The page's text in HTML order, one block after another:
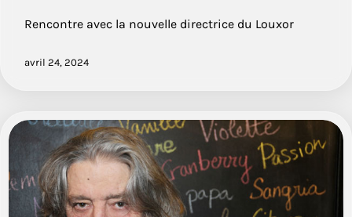
Rencontre avec la nouvelle directrice du Louxor
avril 24, 2024